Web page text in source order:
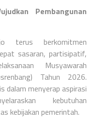
Pembangunan
terus berkomitmen
sasaran, partisipatif,
Musyawarah
Tahun 2026.
dalam menyerap aspirasi
kebutuhan
kebijakan pemerintah.